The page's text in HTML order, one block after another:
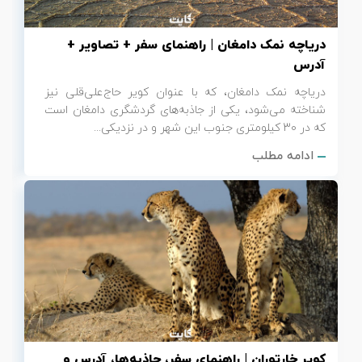
دریاچه نمک دامغان | راهنمای سفر + تصاویر +
آدرس
دریاچه نمک دامغان، که با عنوان کویر حاج‌علی‌قلی نیز
شناخته می‌شود، یکی از جاذبه‌های گردشگری دامغان است
که در 30 کیلومتری جنوب این شهر و در نزدیکی...
ادامه مطلب